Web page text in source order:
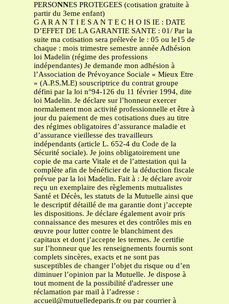
PERSONNES PROTEGEES (cotisation gratuite à
partir du 3eme enfant)
G A R A N T I E S A N T E C H O IS IE : DATE
D’EFFET DE LA GARANTIE SANTE : 01/ Par la
suite ma cotisation sera prélevée le : 05 ou le15 de
chaque : mois trimestre semestre année Adhésion
loi Madelin (régime des professions
indépendantes) Je demande mon adhésion à
l’Association de Prévoyance Sociale « Mieux Etre
» (A.P.S.M.E) souscriptrice du contrat groupe
défini par la loi n°94-126 du 11 février 1994, dite
loi Madelin. Je déclare sur l’honneur exercer
normalement mon activité professionnelle et être à
jour du paiement de mes cotisations dues au titre
des régimes obligatoires d’assurance maladie et
d’assurance vieillesse des travailleurs
indépendants (article L. 652-4 du Code de la
Sécurité sociale). Je joins obligatoirement une
copie de ma carte Vitale et de l’attestation qui la
complète afin de bénéficier de la déduction fiscale
prévue par la loi Madelin. Fait à : Je déclare avoir
reçu un exemplaire des règlements mutualistes
Santé et Décès, les statuts de la Mutuelle ainsi que
le descriptif détaillé de ma garantie dont j’accepte
les dispositions. Je déclare également avoir pris
connaissance des mesures et des contrôles mis en
œuvre pour lutter contre le blanchiment des
capitaux et dont j’accepte les termes. Je certifie
sur l’honneur que les renseignements fournis sont
complets sincères, exacts et ne sont pas
susceptibles de changer l’objet du risque ou d’en
diminuer l’opinion par la Mutuelle. Je dispose à
tout moment de la possibilité d'adresser une
réclamation par mail à l’adresse :
accueil@mutuelledeparis.fr ou par courrier à